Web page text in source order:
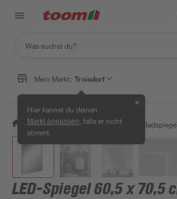
Mein Markt: Troisdorf
Hier kannst du deinen
Markt anpassen , falls er nicht
stimmt.
✕
/ Bad & Sanitär / Badmöbel Badspiegel
LED-Spiegel 60,5 x 70,5